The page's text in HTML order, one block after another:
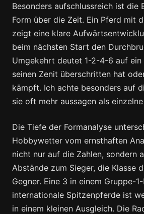
Besonders aufschlussreich ist die
Form über die Zeit. Ein Pferd mit
zeigt eine klare
beim nächsten Start den
Umgekehrt deutet 1-2-4-6 auf ein
seinen Zenit überschritten hat
kämpft. Ich achte besonders auf
sie oft mehr aussagen als
Die Tiefe der Formanalyse
Hobbywetter vom ernsthaften
nicht nur auf die Zahlen, sondern
Abstände zum Sieger, die Klasse
Gegner. Eine 3 in einem Gruppe-
internationale Spitzenpferde ist
in einem kleinen Ausgleich. Die